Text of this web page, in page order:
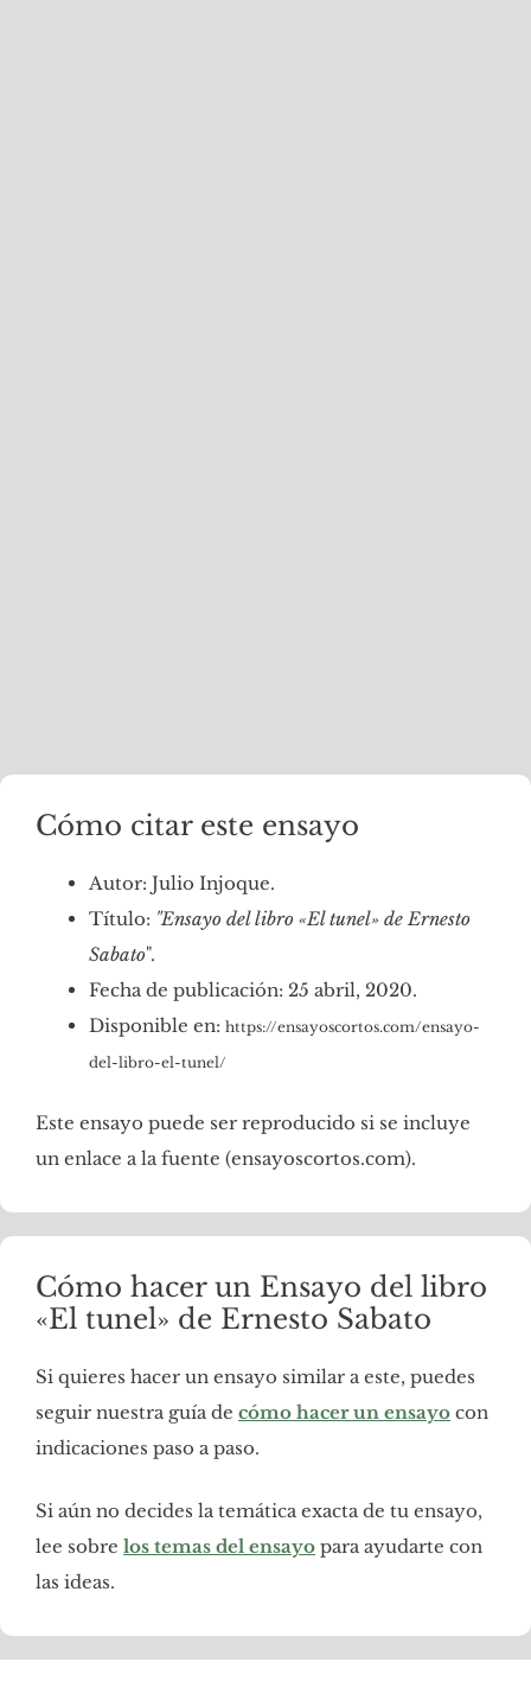
Cómo citar este ensayo
Autor: Julio Injoque.
Título: "Ensayo del libro «El tunel» de Ernesto
Sabato".
Fecha de publicación: 25 abril, 2020.
Disponible en: https://ensayoscortos.com/ensayo-
del-libro-el-tunel/
Este ensayo puede ser reproducido si se incluye
un enlace a la fuente (ensayoscortos.com).
Cómo hacer un Ensayo del libro
«El tunel» de Ernesto Sabato
Si quieres hacer un ensayo similar a este, puedes
seguir nuestra guía de cómo hacer un ensayo con
indicaciones paso a paso.
Si aún no decides la temática exacta de tu ensayo,
lee sobre los temas del ensayo para ayudarte con
las ideas.